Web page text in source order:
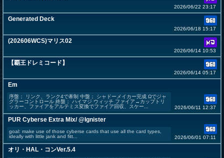
2026/06/22 23:17
Generated Deck
2026/06/18 15:17
(202606WCS)マリス02
2026/06/14 10:53
【覇王ドレミコード】
2026/06/14 05:17
Em
序盤； リンク、ランク4で牽制 中盤； シャドーメイカー完成 Ωでジャ
グラーコントロール 終盤； ハイマジ ウィッチ ファイア→カップトリ
ッカー、ファイアをアルテミス変換でファイア回収、スケー...
2026/06/11 12:37
PUR Cyberse Extra Mix/ @Ignister
goal: make use of those cyberse cards that use all the card types,
ideally with little jank and fitt...
2026/06/01 07:11
オリ・HAL・コンVer.5.4